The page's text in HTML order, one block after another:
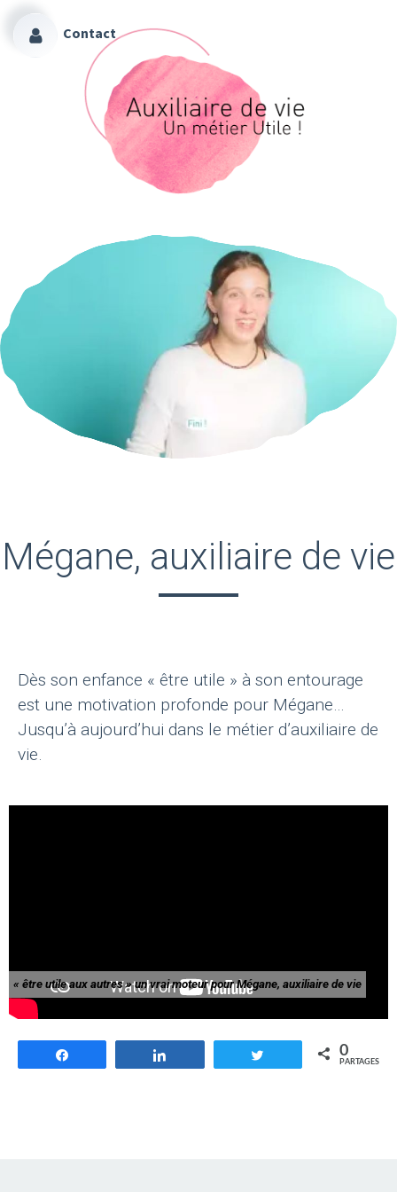
Contact
Mégane, auxiliaire de vie
Dès son enfance « être utile » à son entourage
est une motivation profonde pour Mégane…
Jusqu’à aujourd’hui dans le métier d’auxiliaire de
vie.
« être utile aux autres » un vrai moteur pour Mégane, auxiliaire de vie
Tweetez 0
PARTAGES